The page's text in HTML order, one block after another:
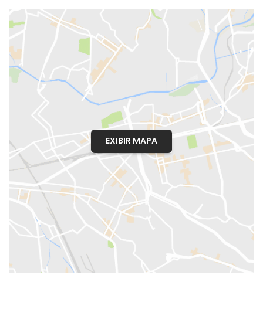
EXIBIR MAPA